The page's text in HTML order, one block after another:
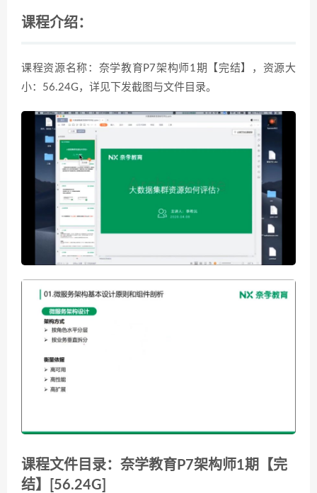
课程介绍：
课程资源名称：奈学教育P7架构师1期【完结】，资源大
小：56.24G，详见下发截图与文件目录。
课程文件目录：奈学教育P7架构师1期【完
结】[56.24G]